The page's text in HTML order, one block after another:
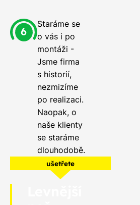
Staráme se
o vás i po
montáži -
Jsme firma
s historií,
nezmizíme
po realizaci.
Naopak, o
naše klienty
se staráme
dlouhodobě.
ušetřete